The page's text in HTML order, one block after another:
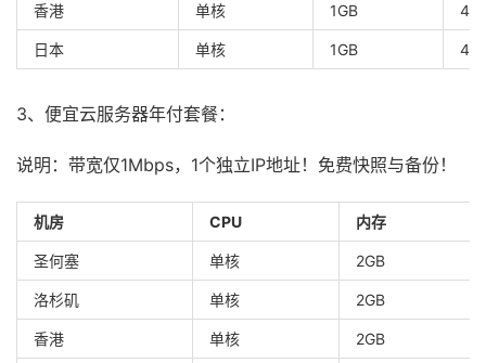
香港 单核 1GB
日本 单核 1GB
3、便宜云服务器年付套餐：
说明：带宽仅1Mbps，1个独立IP地址！免费快照与备份！
机房 CPU 内存
圣何塞 单核 2GB
洛杉矶 单核 2GB
香港 单核 2GB